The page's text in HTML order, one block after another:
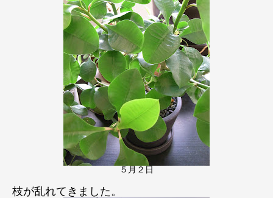
５月２日
枝が乱れてきました。